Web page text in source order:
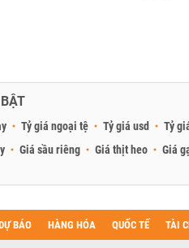
Tỷ giá ngoại tệ Tỷ giá usd Tỷ
Giá sầu riêng Giá thịt heo Giá
BÁO HÀNG HÓA QUỐC TẾ TÀI